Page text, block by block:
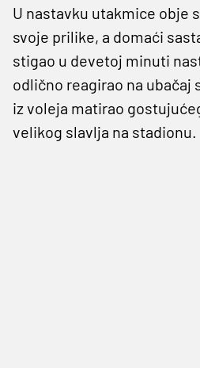
U nastavku utakmice obje
svoje prilike, a domaći
stigao u devetoj minuti
odlično reagirao na ubačaj
iz voleja matirao
velikog slavlja na stadionu.